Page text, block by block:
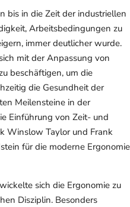
bis in die Zeit der industriellen
Arbeitsbedingungen zu
immer deutlicher wurde.
mit der Anpassung von
beschäftigen, um die
die Gesundheit der
Meilensteine in der
Einführung von Zeit- und
Winslow Taylor und Frank
für die moderne Ergonomie
sich die Ergonomie zu
Disziplin. Besonders